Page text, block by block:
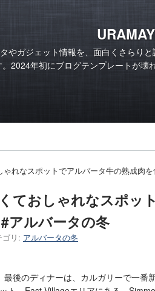
やガジェット情報を、面白くさらり
。2024年初にブログテンプレートが壊
れなスポットでアルバータ牛の熟成肉
ておしゃれなスポッ
アルバータの冬
ゴリ: アルバータの冬
後のディナーは、カルガリーで一番